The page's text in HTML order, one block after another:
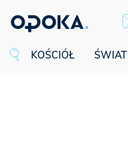
KOŚCIÓŁ ŚWIAT